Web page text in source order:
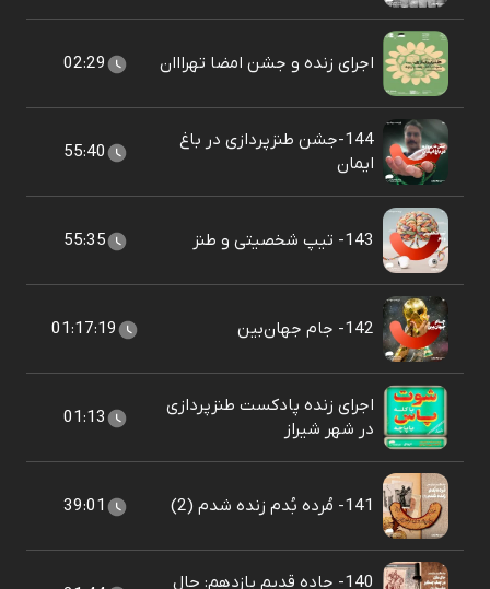
اجرای زنده و جشن امضا تهرااان 02:29
144-جشن طنزپردازی در باغ
ایمان
55:40
143- تیپ شخصیتی و طنز 55:35
142- جام جهان‌بین 01:17:19
اجرای زنده پادکست طنزپردازی
در شهر شیراز
01:13
141- مُرده بُدم زنده شدم (2) 39:01
140- جاده قدیم یازدهم: حال